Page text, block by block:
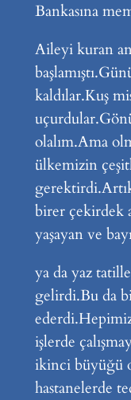
Bankasına
Aileyi kuran
kaldılar.Kuş
olalım.Ama
ülkemizin
birer çekirdek
yaşayan ve
ya da yaz
gelirdi.Bu da
işlerde
ikinci büyüğü
hastanelerde